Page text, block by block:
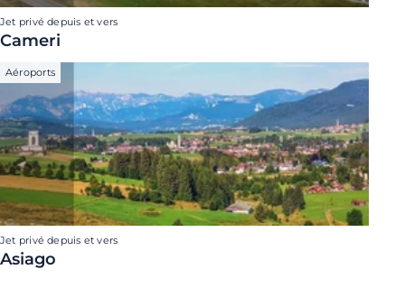
Jet privé depuis et vers
Cameri
Aéroports
Jet privé depuis et vers
Asiago